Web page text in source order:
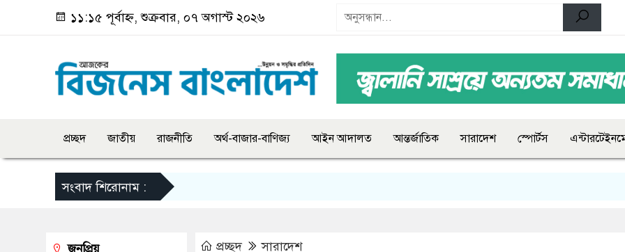
১১:১৫ পূর্বাহ্ন, শুক্রবার, ০৭ অগাস্ট ২০২৬
প্রচ্ছদ জাতীয় রাজনীতি অর্থ-বাজার-বাণিজ্য আইন আদালত আন্তর্জাতিক সারাদেশ স্পোর্টস
সংবাদ শিরোনাম :
প্রচ্ছদ সারাদেশ
জনপ্রিয়